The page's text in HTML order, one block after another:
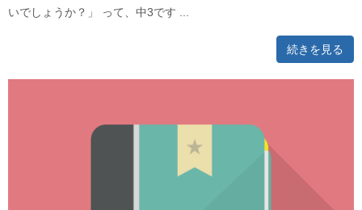
いでしょうか？」 って、中3です ...
続きを見る